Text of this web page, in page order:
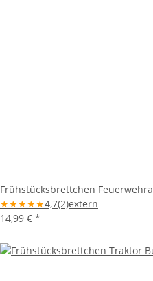
Frühstücksbrettchen
★★★★★4,7(2)extern
14,99 € *